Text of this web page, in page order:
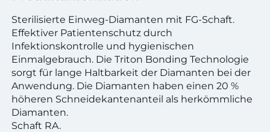
Sterilisierte Einweg-Diamanten mit FG-Schaft.
Effektiver Patientenschutz durch
Infektionskontrolle und hygienischen
Einmalgebrauch. Die Triton Bonding Technologie
sorgt für lange Haltbarkeit der Diamanten bei der
Anwendung. Die Diamanten haben einen 20 %
höheren Schneidekantenanteil als herkömmliche
Diamanten.
Schaft RA.